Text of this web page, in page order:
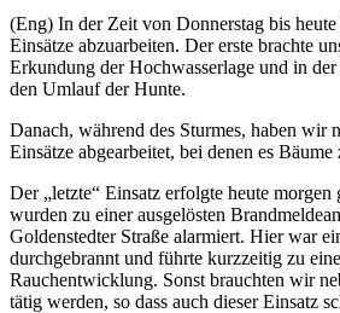
(Eng) In der Zeit von Donnerstag bis
Einsätze abzuarbeiten. Der erste brachte
Erkundung der Hochwasserlage und in
den Umlauf der Hunte.
Danach, während des Sturmes, haben wir
Einsätze abgearbeitet, bei denen es Bäume
Der „letzte“ Einsatz erfolgte heute
wurden zu einer ausgelösten
Goldenstedter Straße alarmiert. Hier war
durchgebrannt und führte kurzzeitig zu
Rauchentwicklung. Sonst brauchten wir
tätig werden, so dass auch dieser Einsatz